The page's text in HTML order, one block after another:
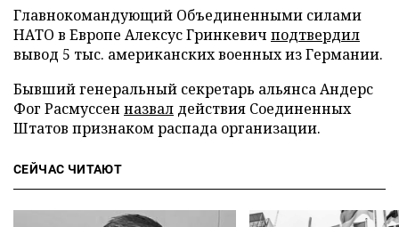
Главнокомандующий Объединенными силами
НАТО в Европе Алексус Гринкевич подтвердил
вывод 5 тыс. американских военных из Германии.
Бывший генеральный секретарь альянса Андерс
Фог Расмуссен назвал действия Соединенных
Штатов признаком распада организации.
СЕЙЧАС ЧИТАЮТ